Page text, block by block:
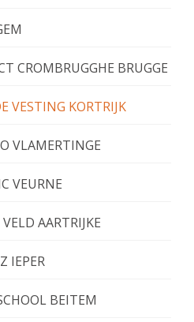
CROMBRUGGHE BRUGGE
VESTING KORTRIJK
VLAMERTINGE
VEURNE
AARTRIJKE
IEPER
BEITEM